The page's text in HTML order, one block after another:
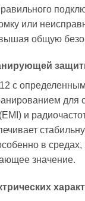
или
общую
с
для
и
в средах,
значение.